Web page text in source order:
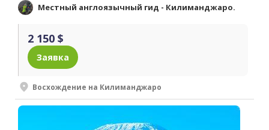
Местный англоязычный гид - Килиманджаро.
2 150 $
Заявка
Восхождение на Килиманджаро